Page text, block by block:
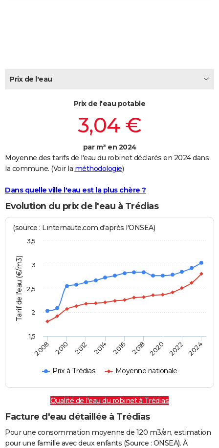
FORUM
Bricolage
Lifestyle
Culture
Sport
Auto
Television
Voyage
Cinema
Prix de l'eau
Prix de l'eau potable
3,04 €
par m³ en 2024
Moyenne des tarifs de l'eau du robinet déclarés en 2024 dans
la commune. (Voir la méthodologie)
Dans quelle ville l'eau est la plus chère ?
Evolution du prix de l'eau à Trédias
Tarif de l'eau (€/m3)
(source : Linternaute.com d'après l'ONSEA)
Prix à Trédias Moyenne nationale
2008 2010 2012 2014 2016 2018 2020 2022 2024
1,5
2
2,5
3
3,5
Qualité de l'eau du robinet à Trédias
Facture d'eau détaillée à Trédias
Pour une consommation moyenne de 120 m3/an, estimation
pour une famille avec deux enfants (Source : ONSEA). À